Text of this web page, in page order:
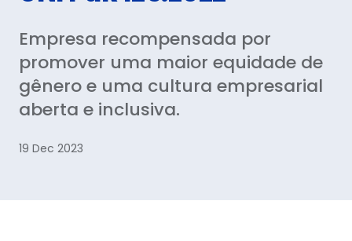
Empresa recompensada por
promover uma maior equidade de
gênero e uma cultura empresarial
aberta e inclusiva.
19 Dec 2023